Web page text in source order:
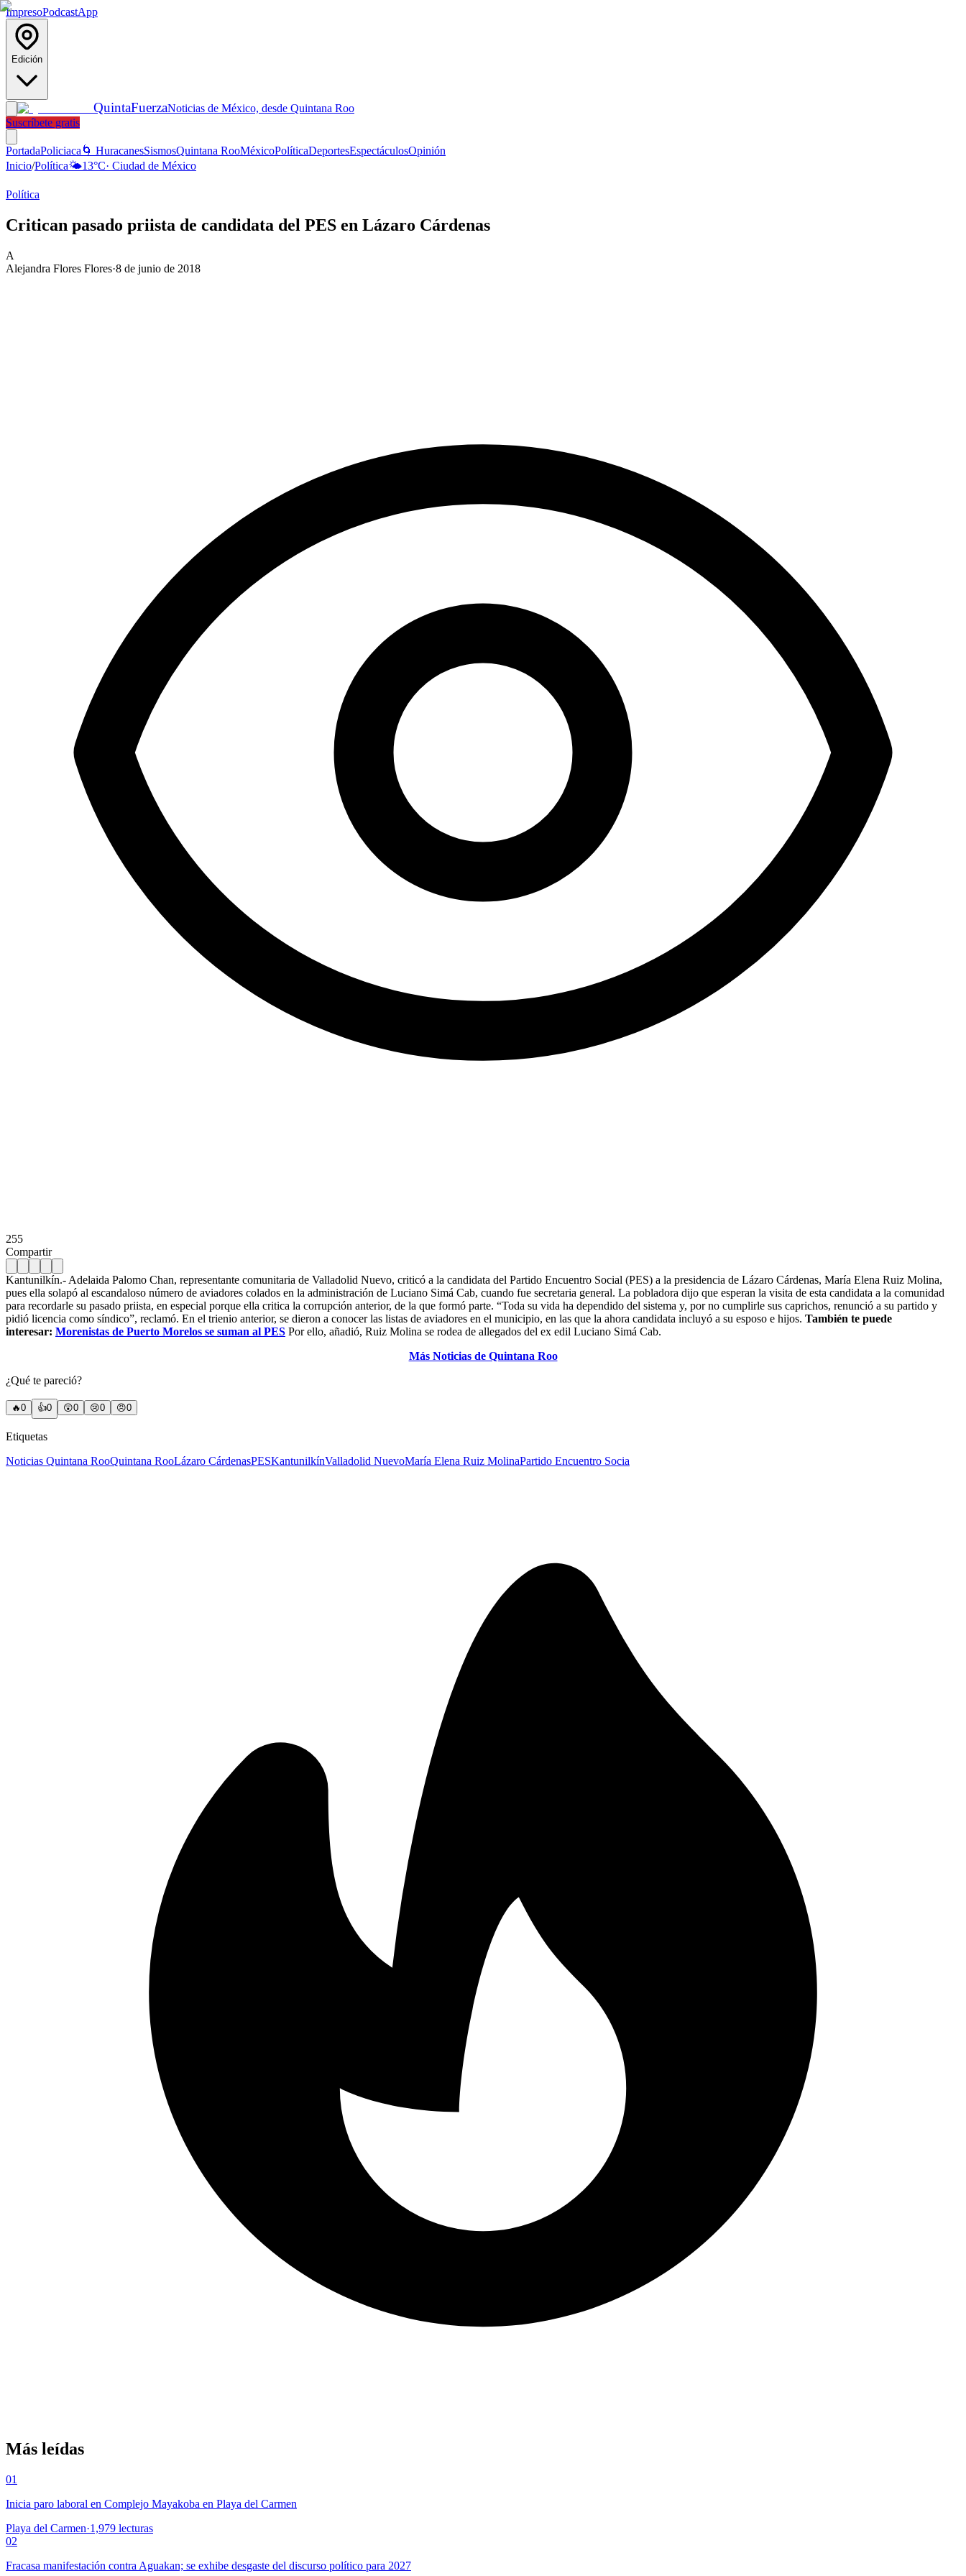
ImpresoPodcastApp
Edición
QuintaFuerzaNoticias de México, desde Quintana Roo
Suscríbete gratis
PortadaPoliciaca 🌀 HuracanesSismosQuintana RooMéxicoPolíticaDeportesEspectáculosOpinión
Inicio/Política🌤️13°C· Ciudad de México
Política
Critican pasado priista de candidata del PES en Lázaro Cárdenas
A
Alejandra Flores Flores·8 de junio de 2018
255
Compartir
Kantunilkín.- Adelaida Palomo Chan, representante comunitaria de Valladolid Nuevo, criticó a la candidata del Partido Encuentro Social (PES) a la presidencia de Lázaro Cárdenas, María Elena Ruiz Molina,
pues ella solapó al escandaloso número de aviadores colados en la administración de Luciano Simá Cab, cuando fue secretaria general. La pobladora dijo que esperan la visita de esta candidata a la comunidad
para recordarle su pasado priista, en especial porque ella critica la corrupción anterior, de la que formó parte. “Toda su vida ha dependido del sistema y, por no cumplirle sus caprichos, renunció a su partido y
pidió licencia como síndico”, reclamó. En el trienio anterior, se dieron a conocer las listas de aviadores en el municipio, en las que la ahora candidata incluyó a su esposo e hijos. También te puede
interesar: Morenistas de Puerto Morelos se suman al PES Por ello, añadió, Ruiz Molina se rodea de allegados del ex edil Luciano Simá Cab.
Más Noticias de Quintana Roo
¿Qué te pareció?
🔥0 👍0 😲0 😢0 😠0
Etiquetas
Noticias Quintana RooQuintana RooLázaro CárdenasPESKantunilkínValladolid NuevoMaría Elena Ruiz MolinaPartido Encuentro Socia
Más leídas
01
Inicia paro laboral en Complejo Mayakoba en Playa del Carmen
Playa del Carmen·1,979 lecturas
02
Fracasa manifestación contra Aguakan; se exhibe desgaste del discurso político para 2027